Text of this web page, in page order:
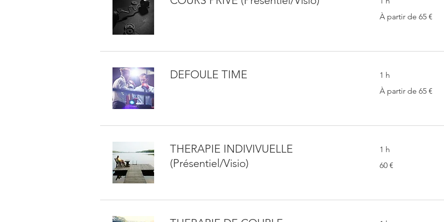
À
partir
À partir de 65 €
DEFOULE TIME 1 h
À
partir
À partir de 65 €
THERAPIE INDIVIVUELLE
(Présentiel/Visio)
1 h
euros
60 €